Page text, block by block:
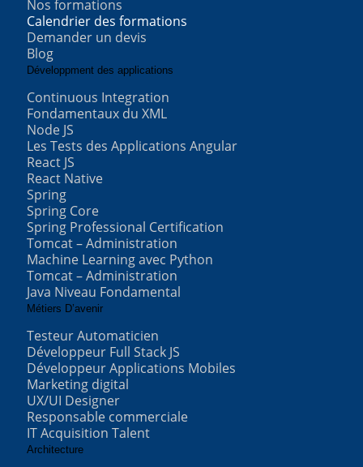
Nos formations
Calendrier des formations
Demander un devis
Blog
Développment des applications
Continuous Integration
Fondamentaux du XML
Node JS
Les Tests des Applications Angular
React JS
React Native
Spring
Spring Core
Spring Professional Certification
Tomcat – Administration
Machine Learning avec Python
Tomcat – Administration
Java Niveau Fondamental
Métiers D’avenir
Testeur Automaticien
Développeur Full Stack JS
Développeur Applications Mobiles
Marketing digital
UX/UI Designer
Responsable commerciale
IT Acquisition Talent
Architecture